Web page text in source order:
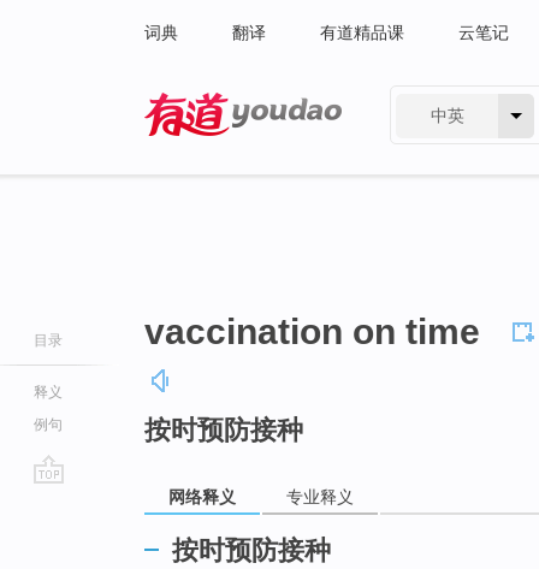
词典 翻译 有道精品课 云笔记
中英
目录
释义
例句
vaccination on time
按时预防接种
网络释义 专业释义
按时预防接种